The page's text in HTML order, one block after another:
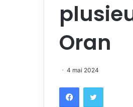
Oran
4 mai 2024
FacebookTwitter